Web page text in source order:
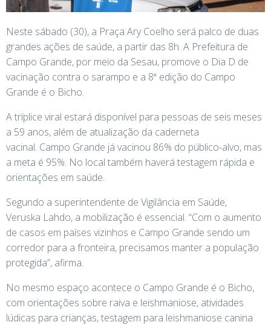
Neste sábado (30), a Praça Ary Coelho será palco de duas
grandes ações de saúde, a partir das 8h. A Prefeitura de
Campo Grande, por meio da Sesau, promove o Dia D de
vacinação contra o sarampo e a 8ª edição do Campo
Grande é o Bicho.
A tríplice viral estará disponível para pessoas de seis meses
a 59 anos, além de atualização da caderneta
vacinal. Campo Grande já vacinou 86% do público-alvo, mas
a meta é 95%. No local também haverá testagem rápida e
orientações em saúde.
Segundo a superintendente de Vigilância em Saúde,
Veruska Lahdo, a mobilização é essencial. “Com o aumento
de casos em países vizinhos e Campo Grande sendo um
corredor para a fronteira, precisamos manter a população
protegida”, afirma.
No mesmo espaço acontece o Campo Grande é o Bicho,
com orientações sobre raiva e leishmaniose, atividades
lúdicas para crianças, testagem para leishmaniose canina